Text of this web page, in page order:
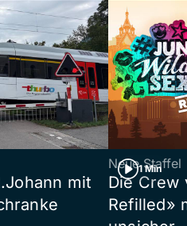
mit
1 Min
Neue Staffel
Die Crew
Refilled»